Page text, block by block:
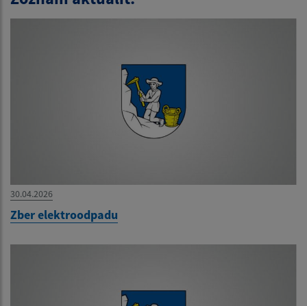
30.04.2026
Zber elektroodpadu